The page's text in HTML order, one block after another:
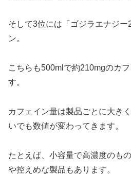
そして3位には「ゴジラエナジー
ン。
こちらも500mlで約210mgのカ
す。
カフェイン量は製品ごとに大き
いでも数値が変わってきます。
たとえば、小容量で高濃度のも
や控えめな製品もあります。